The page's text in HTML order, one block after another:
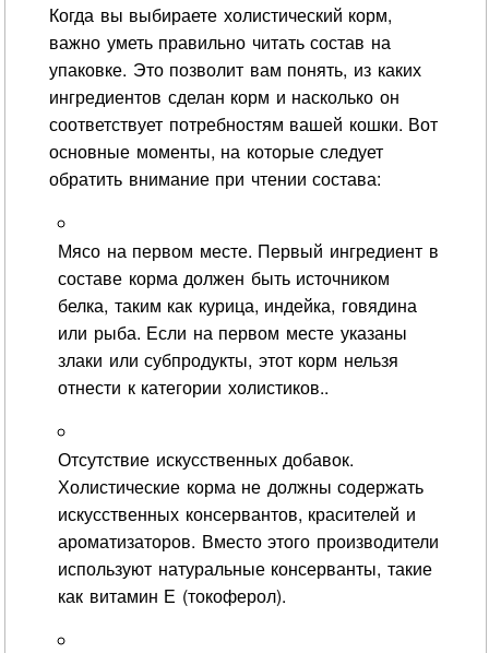
Когда вы выбираете холистический корм,
важно уметь правильно читать состав на
упаковке. Это позволит вам понять, из каких
ингредиентов сделан корм и насколько он
соответствует потребностям вашей кошки. Вот
основные моменты, на которые следует
обратить внимание при чтении состава:
Мясо на первом месте. Первый ингредиент в
составе корма должен быть источником
белка, таким как курица, индейка, говядина
или рыба. Если на первом месте указаны
злаки или субпродукты, этот корм нельзя
отнести к категории холистиков..
Отсутствие искусственных добавок.
Холистические корма не должны содержать
искусственных консервантов, красителей и
ароматизаторов. Вместо этого производители
используют натуральные консерванты, такие
как витамин Е (токоферол).